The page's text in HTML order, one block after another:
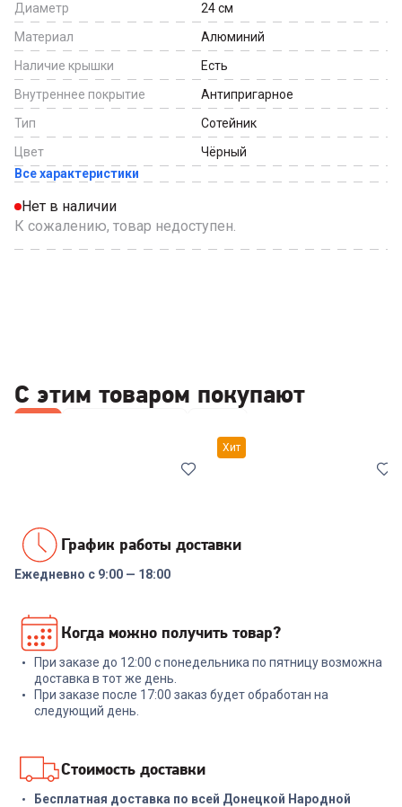
Диаметр 24см
Материал
Алюминий
Наличие крышки
Есть
Внутреннее покрытие
Антипригарное
Тип
Сотейник
Цвет
Чёрный
Все характеристики
Нет в наличии
К сожалению, товар недоступен.
С этим товаром покупают
Набор посуды COOLINAR
(92012) 6 предметов
+ 89 бонусов
2 999₽
Хит
1291 Prime 8 пред.
18 999₽
График работы доставки
Ежедневно с 9:00 — 18:00
Когда можно получить товар?
При заказе до 12:00 с понедельника по пятницу возможна
доставка в тот же день.
При заказе после 17:00 заказ будет обработан на
следующий день.
Стоимость доставки
Бесплатная доставка по всей Донецкой Народной